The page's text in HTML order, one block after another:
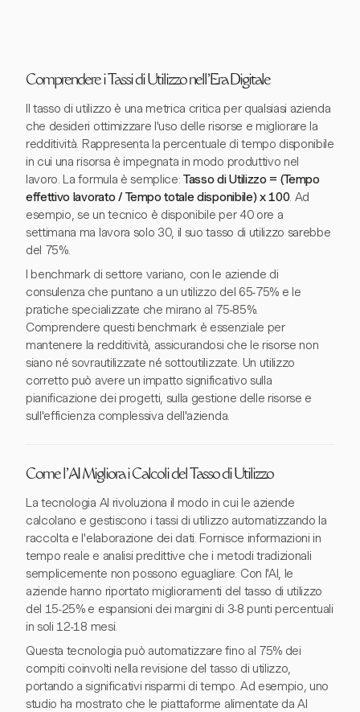
Comprendere i Tassi di Utilizzo nell'Era Digitale
Il tasso di utilizzo è una metrica critica per qualsiasi azienda
che desideri ottimizzare l'uso delle risorse e migliorare la
redditività. Rappresenta la percentuale di tempo disponibile
in cui una risorsa è impegnata in modo produttivo nel
lavoro. La formula è semplice:Tasso di Utilizzo = (Tempo
effettivo lavorato / Tempo totale disponibile) x 100. Ad
esempio, se un tecnico è disponibile per 40 ore a
settimana ma lavora solo 30, il suo tasso di utilizzo sarebbe
del 75%.
I benchmark di settore variano, con le aziende di
consulenza che puntano a un utilizzo del 65-75% e le
pratiche specializzate che mirano al 75-85%.
Comprendere questi benchmark è essenziale per
mantenere la redditività, assicurandosi che le risorse non
siano né sovrautilizzate né sottoutilizzate. Un utilizzo
corretto può avere un impatto significativo sulla
pianificazione dei progetti, sulla gestione delle risorse e
sull'efficienza complessiva dell'azienda.
Come l'AI Migliora i Calcoli del Tasso di Utilizzo
La tecnologia AI rivoluziona il modo in cui le aziende
calcolano e gestiscono i tassi di utilizzo automatizzando la
raccolta e l'elaborazione dei dati. Fornisce informazioni in
tempo reale e analisi predittive che i metodi tradizionali
semplicemente non possono eguagliare. Con l'AI, le
aziende hanno riportato miglioramenti del tasso di utilizzo
del 15-25% e espansioni dei margini di 3-8 punti percentuali
in soli 12-18 mesi.
Questa tecnologia può automatizzare fino al 75% dei
compiti coinvolti nella revisione del tasso di utilizzo,
portando a significativi risparmi di tempo. Ad esempio, uno
studio ha mostrato che le piattaforme alimentate da AI